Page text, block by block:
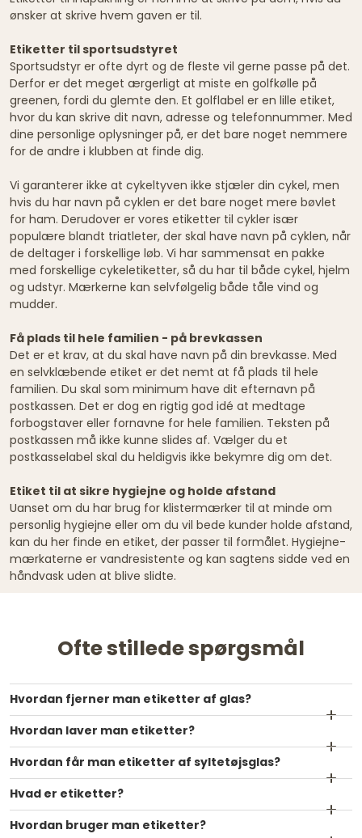
ønsker at skrive hvem gaven er til.
Etiketter til sportsudstyret
Sportsudstyr er ofte dyrt og de fleste vil gerne passe på det.
Derfor er det meget ærgerligt at miste en golfkølle på
greenen, fordi du glemte den. Et golflabel er en lille etiket,
hvor du kan skrive dit navn, adresse og telefonnummer. Med
dine personlige oplysninger på, er det bare noget nemmere
for de andre i klubben at finde dig.
Vi garanterer ikke at cykeltyven ikke stjæler din cykel, men
hvis du har navn på cyklen er det bare noget mere bøvlet
for ham. Derudover er vores etiketter til cykler især
populære blandt triatleter, der skal have navn på cyklen, når
de deltager i forskellige løb. Vi har sammensat en pakke
med forskellige cykeletiketter, så du har til både cykel, hjelm
og udstyr. Mærkerne kan selvfølgelig både tåle vind og
mudder.
Få plads til hele familien - på brevkassen
Det er et krav, at du skal have navn på din brevkasse. Med
en selvklæbende etiket er det nemt at få plads til hele
familien. Du skal som minimum have dit efternavn på
postkassen. Det er dog en rigtig god idé at medtage
forbogstaver eller fornavne for hele familien. Teksten på
postkassen må ikke kunne slides af. Vælger du et
postkasselabel skal du heldigvis ikke bekymre dig om det.
Etiket til at sikre hygiejne og holde afstand
Uanset om du har brug for klistermærker til at minde om
personlig hygiejne eller om du vil bede kunder holde afstand,
kan du her finde en etiket, der passer til formålet. Hygiejne-
mærkaterne er vandresistente og kan sagtens sidde ved en
håndvask uden at blive slidte.
Ofte stillede spørgsmål
Hvordan fjerner man etiketter af glas?
Hvordan laver man etiketter?
Hvordan får man etiketter af syltetøjsglas?
Hvad er etiketter?
Hvordan bruger man etiketter?